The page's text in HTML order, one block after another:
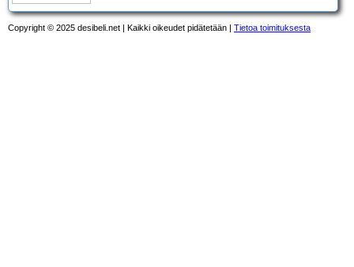
Copyright © 2025 desibeli.net | Kaikki oikeudet pidätetään | Tietoa toimituksesta